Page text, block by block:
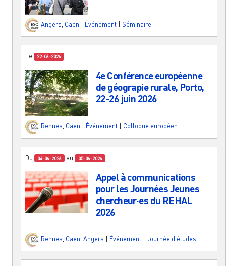
Angers, Caen Événement Séminaire
Le 22-06-2026
4e Conférence européenne
de géograpie rurale, Porto,
22-26 juin 2026
Rennes Caen Événement Colloque européen
Du 04-06-2026 au 05-06-2026
Appel à communications
pour les Journées Jeunes
chercheur·es du REHAL
2026
Rennes, Caen, Angers Événement Journée d'études